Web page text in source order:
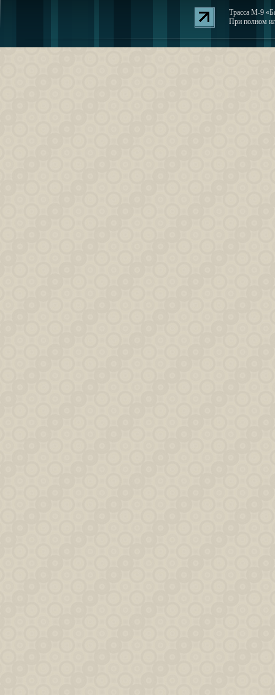
Трасса М-9
При полном